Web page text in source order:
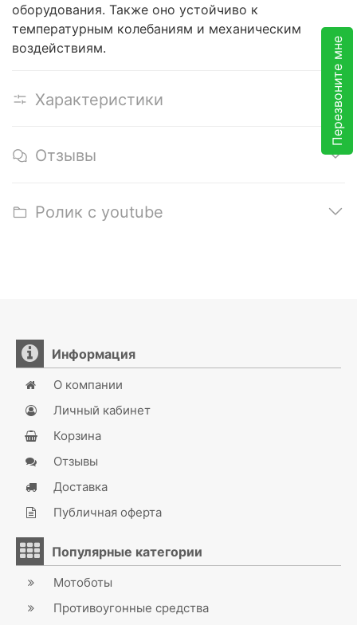
Перезвоните мне
оборудования. Также оно устойчиво к
температурным колебаниям и механическим
воздействиям.
Характеристики
Отзывы
Ролик с youtube
Информация
О компании
Личный кабинет
Корзина
Отзывы
Доставка
Публичная оферта
Популярные категории
Мотоботы
Противоугонные средства